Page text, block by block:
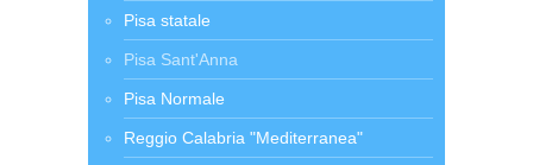
Pisa statale
Pisa Sant'Anna
Pisa Normale
Reggio Calabria "Mediterranea"